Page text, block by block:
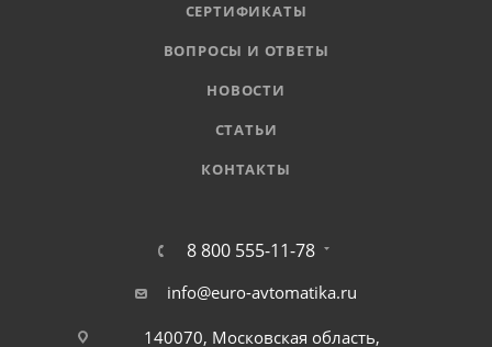
СЕРТИФИКАТЫ
ВОПРОСЫ И ОТВЕТЫ
НОВОСТИ
СТАТЬИ
КОНТАКТЫ
8 800 555-11-78
info@euro-avtomatika.ru
140070, Московская область,